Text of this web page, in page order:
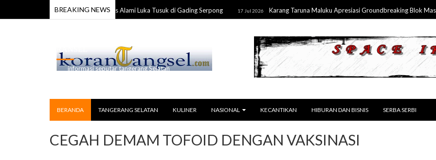
BREAKING NEWS
Anggota TNI Ditemukan Tewas Alami Luka Tusuk di Gading Serpong 17 Jul 2026 Karang Taruna Maluku Apresiasi Groundbreaking Blok Masela,
informasi seputar tangerang Selatan
BERANDA TANGERANG SELATAN KULINER NASIONAL KECANTIKAN HIBURAN DAN BISNIS SERBA SERBI
CEGAH DEMAM TOFOID DENGAN VAKSINASI